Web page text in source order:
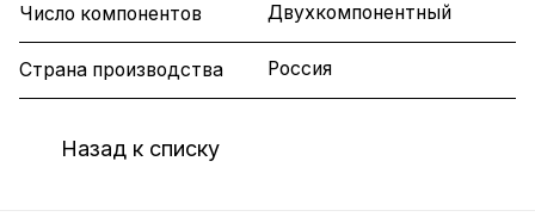
Число компонентов Двухкомпонентный
Страна производства Россия
Назад к списку